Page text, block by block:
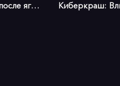
Цветочки после ягодок (тайская верс...